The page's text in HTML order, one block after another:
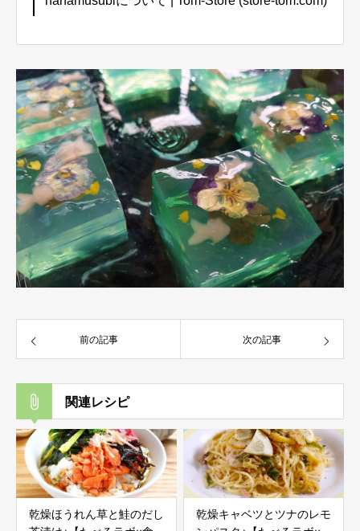
前の記事 次の記事
関連レシピ
乾燥ほうれん草と鮭のだし
乾燥キャベツとツナのレモ